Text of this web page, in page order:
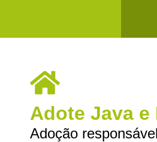
Adote Java e
Adoção